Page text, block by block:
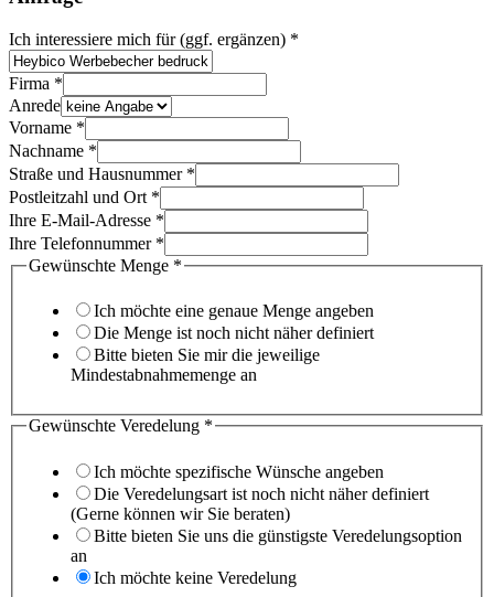
Ich interessiere mich für (ggf. ergänzen) *
Firma *
ergänzen)
Gewünschte
können?
Anrede
Vorname *
Nachname *
Straße und Hausnummer *
Postleitzahl und Ort *
Ihre E-Mail-Adresse *
Ihre Telefonnummer *
Gewünschte Menge *
Ich möchte eine genaue Menge angeben
Die Menge ist noch nicht näher definiert
Bitte bieten Sie mir die jeweilige
Mindestabnahmemenge an
Gewünschte Veredelung *
Ich möchte spezifische Wünsche angeben
Die Veredelungsart ist noch nicht näher definiert
(Gerne können wir Sie beraten)
Bitte bieten Sie uns die günstigste Veredelungsoption
an
Ich möchte keine Veredelung